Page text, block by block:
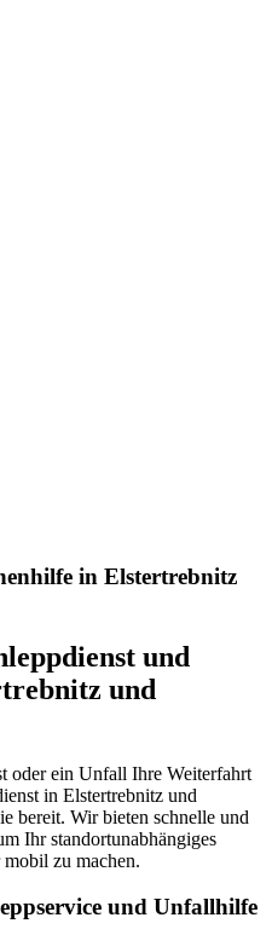
in Elstertrebnitz
und
und
oder ein Unfall Ihre Weiterfahrt
in Elstertrebnitz und
bereit. Wir bieten schnelle und
Ihr standortunabhängiges
zu machen.
und Unfallhilfe